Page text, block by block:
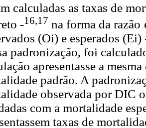
calculadas as taxas de
-16,17 na forma da razão
(Oi) e esperados
padronização, foi
apresentasse a
padrão. A
observada por DIC
com a mortalidade
taxas de